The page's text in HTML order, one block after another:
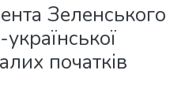
Зеленського
початків